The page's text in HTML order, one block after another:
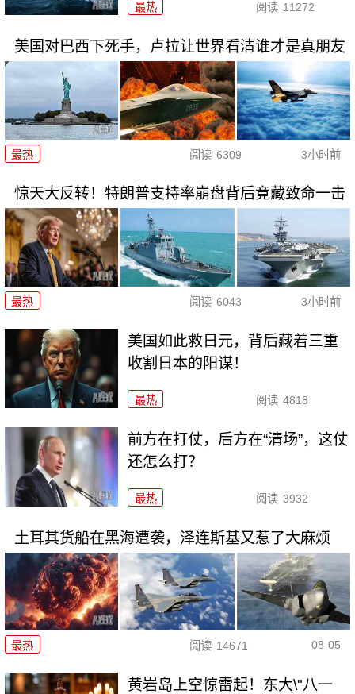
最热 阅读 11272
美国对巴西下死手，卢拉让世界看清谁才是真朋友
最热 阅读 6309 3小时前
惊天大反转！特朗普支持率崩盘背后竟藏致命一击
最热 阅读 6043 3小时前
美国如此救日元，背后藏着三重
收割日本的阳谋！
最热 阅读 4818
前方在打仗，后方在“清场”，这仗
还怎么打？
最热 阅读 3932
土耳其货船在黑海遭袭，泽连斯基又惹了大麻烦
最热 阅读 14671 08-05
黄岩岛上空惊雷起！东大\"八一